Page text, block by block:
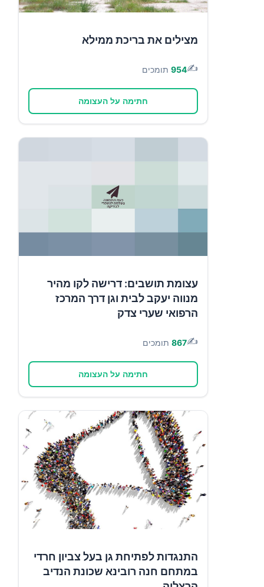
מצילים את בריכת ממילא
✍️
954 תומכים
חתימה על העצומה
עצומת תושבים: דרישה לקו מהיר
מנווה יעקב לבית וגן דרך המרכז
הרפואי שערי צדק
✍️
867 תומכים
חתימה על העצומה
התנגדות לפתיחת גן בעל צביון חרדי
במתחם חנה רובינא שכונת הנדיב